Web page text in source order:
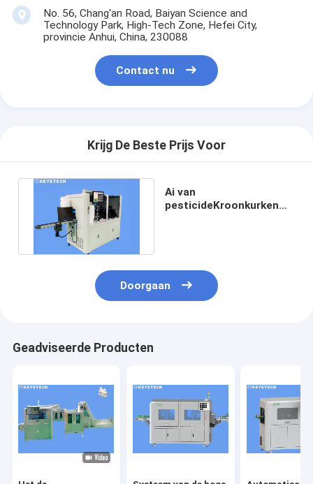
No. 56, Chang'an Road, Baiyan Science and
Technology Park, High-Tech Zone, Hefei City,
provincie Anhui, China, 230088
Contact nu
Krijg De Beste Prijs Voor
Ai van
pesticideKroonkurken
Doorgaan
Geadviseerde Producten